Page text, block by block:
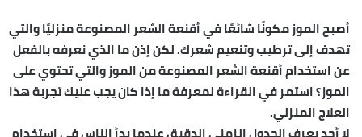
أصبح الموز مكونًا شائعًا في أقنعة الشعر المصنوعة منزليًا والتي
تهدف إلى ترطيب وتنعيم شعرك. لكن إذن ما الذي نعرفه بالفعل
عن استخدام أقنعة الشعر المصنوعة من الموز والتي تحتوي على
الموز؟ استمر في القراءة لمعرفة ما إذا كان يجب عليك تجربة هذا
العلاج المنزلي.